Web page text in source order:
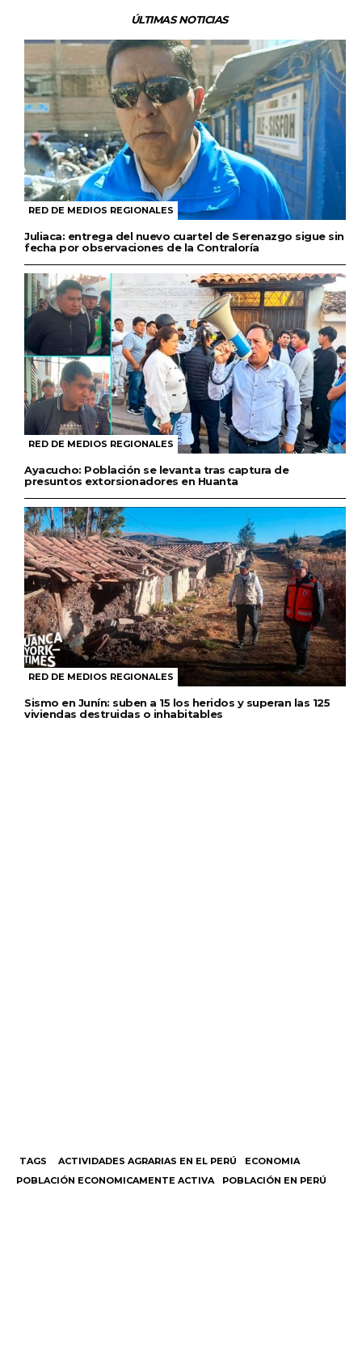
ÚLTIMAS NOTICIAS
RED DE MEDIOS REGIONALES
Juliaca: entrega del nuevo cuartel de Serenazgo sigue sin
fecha por observaciones de la Contraloría
RED DE MEDIOS REGIONALES
Ayacucho: Población se levanta tras captura de
presuntos extorsionadores en Huanta
RED DE MEDIOS REGIONALES
Sismo en Junín: suben a 15 los heridos y superan las 125
viviendas destruidas o inhabitables
TAGS ACTIVIDADES AGRARIAS EN EL PERÚ
ECONOMIA
POBLACIÓN ECONOMICAMENTE ACTIVA
POBLACIÓN EN PERÚ